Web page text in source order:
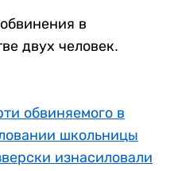
в
двух человек.
обвиняемого в
школьницы
изнасиловали